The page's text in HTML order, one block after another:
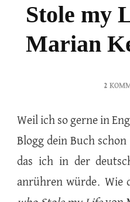
Stole my
Marian
2
Weil ich so gerne in
Blogg dein Buch
das ich in der
anrühren würde. Wie